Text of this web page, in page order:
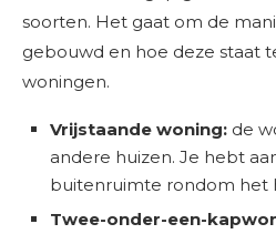
soorten. Het gaat om de
gebouwd en hoe deze staat
woningen.
Vrijstaande woning: de
andere huizen. Je hebt
buitenruimte rondom het
Twee-onder-een-